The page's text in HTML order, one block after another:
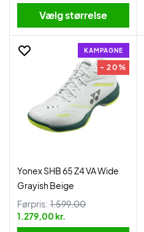
Vælg størrelse
KAMPAGNE
- 20%
Yonex SHB 65 Z4 VA Wide
Grayish Beige
Førpris: 1.599,00
1.279,00 kr.